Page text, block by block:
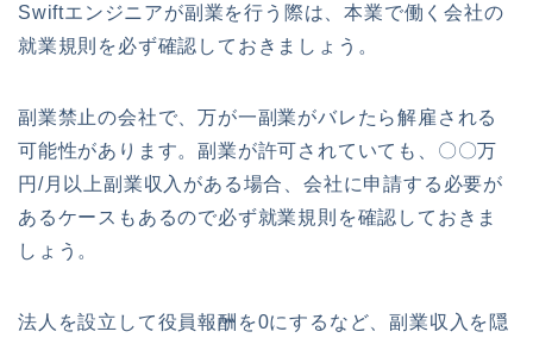
Swiftエンジニアが副業を行う際は、本業で働く会社の
就業規則を必ず確認しておきましょう。
副業禁止の会社で、万が一副業がバレたら解雇される
可能性があります。副業が許可されていても、〇〇万
円/月以上副業収入がある場合、会社に申請する必要が
あるケースもあるので必ず就業規則を確認しておきま
しょう。
法人を設立して役員報酬を0にするなど、副業収入を隠